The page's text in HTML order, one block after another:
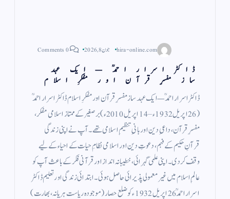
hira-online.com جون 8, 2026 0 Comments
ڈاکٹر اسرار احمدؒ — ایک عہد
ساز مفسرِ قرآن اور مفکرِ اسلام
ڈاکٹر اسرار احمدؒ — ایک عہد ساز مفسرِ قرآن اور مفکرِ اسلام ڈاکٹر اسرار احمدؒ
(26 اپریل 1932ء – 14 اپریل 2010ء) برصغیر کے ممتاز اسلامی مفکر،
مفسرِ قرآن، داعیِ دین اور بانیِ تنظیمِ اسلامی تھے۔ آپ نے اپنی زندگی
قرآنِ حکیم کے فہم، دعوتِ دین اور اسلامی نظامِ حیات کے احیاء کے لیے
وقف کر دی۔ اپنی علمی گہرائی، خطیبانہ انداز اور قرآنی فکر کے باعث آپ کو
عالمِ اسلام میں غیر معمولی پذیرائی حاصل ہوئی۔ ابتدائی زندگی اور تعلیم ڈاکٹر
اسرار احمدؒ 26 اپریل 1932ء کو ضلع حصار (موجودہ ریاست ہریانہ، بھارت)